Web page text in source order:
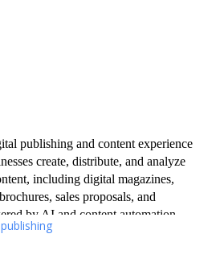
publishing